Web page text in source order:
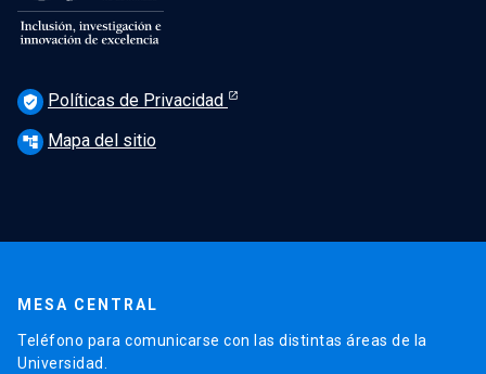
verified_user Políticas de Privacidad
account_tree Mapa del sitio
MESA CENTRAL
Teléfono para comunicarse con las distintas áreas de la
Universidad.